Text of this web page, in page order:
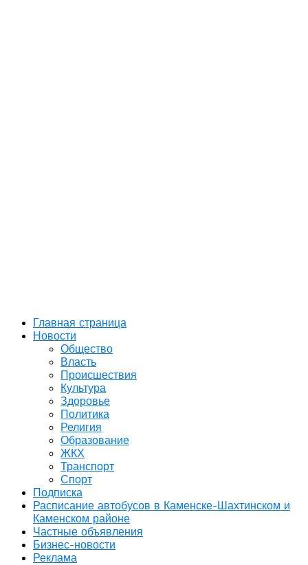
Главная страница
Новости
Общество
Власть
Происшествия
Культура
Здоровье
Политика
Религия
Образование
ЖКХ
Транспорт
Спорт
Подписка
Расписание автобусов в Каменске-Шахтинском и
Каменском районе
Частные объявления
Бизнес-новости
Реклама